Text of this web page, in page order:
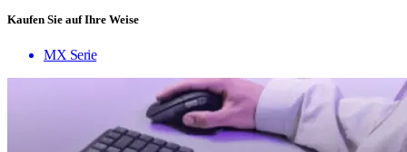
Kaufen Sie auf Ihre Weise
MX Serie